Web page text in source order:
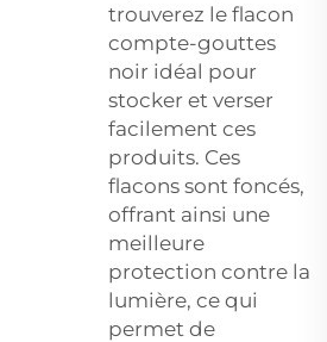
trouverez le flacon
compte-gouttes
noir idéal pour
stocker et verser
facilement ces
produits. Ces
flacons sont foncés,
offrant ainsi une
meilleure
protection contre la
lumière, ce qui
permet de